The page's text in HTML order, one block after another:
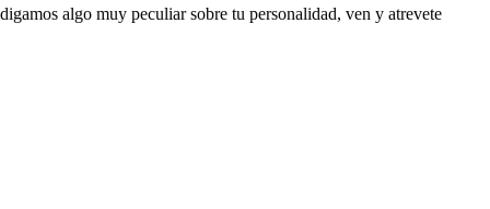
digamos algo muy peculiar sobre tu personalidad, ven y atrevete